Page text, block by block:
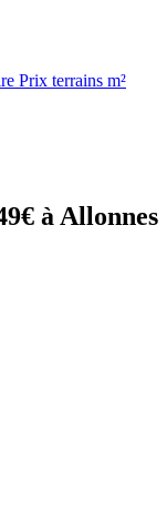
Prix terrains m²
à Allonnes